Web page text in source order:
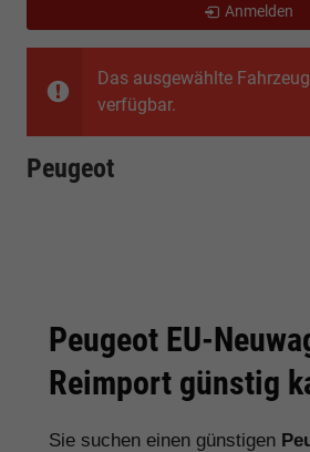
Das ausgewählte
verfügbar.
Peugeot
Peugeot EU-
Reimport günstig
Sie suchen einen günstigen
Anmelden